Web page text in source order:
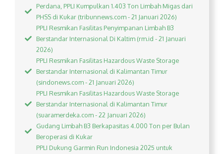
Perdana, PPLI Kumpulkan 1.403 Ton Limbah Migas dari
PHSS di Kukar (tribunnews.com - 21 Januari 2026)
PPLI Resmikan Fasilitas Penyimpanan Limbah B3
Berstandar Internasional Di Kaltim (rm.id - 21 Januari
2026)
PPLI Resmikan Fasilitas Hazardous Waste Storage
Berstandar Internasional di Kalimantan Timur
(sindonews.com - 21 Januari 2026)
PPLI Resmikan Fasilitas Hazardous Waste Storage
Berstandar Internasional di Kalimantan Timur
(suaramerdeka.com - 22 Januari 2026)
Gudang Limbah B3 Berkapasitas 4.000 Ton per Bulan
Beroperasi di Kukar
PPLI Dukung Garmin Run Indonesia 2025 untuk